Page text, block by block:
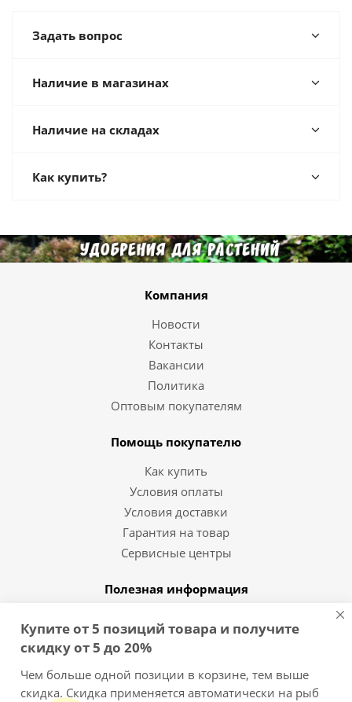
Задать вопрос
Наличие в магазинах
Наличие на складах
Как купить?
Компания
Новости
Контакты
Вакансии
Политика
Оптовым покупателям
Помощь покупателю
Как купить
Условия оплаты
Условия доставки
Гарантия на товар
Сервисные центры
Полезная информация
Вопрос-ответ
8 (812) 454-10-11
Купите от 5 позиций товара и получите
скидку от 5 до 20%
Чем больше одной позиции в корзине, тем выше
скидка. Скидка применяется автоматически на рыб